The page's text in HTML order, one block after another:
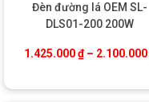
Đèn đường lá OEM SL-
DLS01-200 200W
1.425.000₫ – 2.100.000